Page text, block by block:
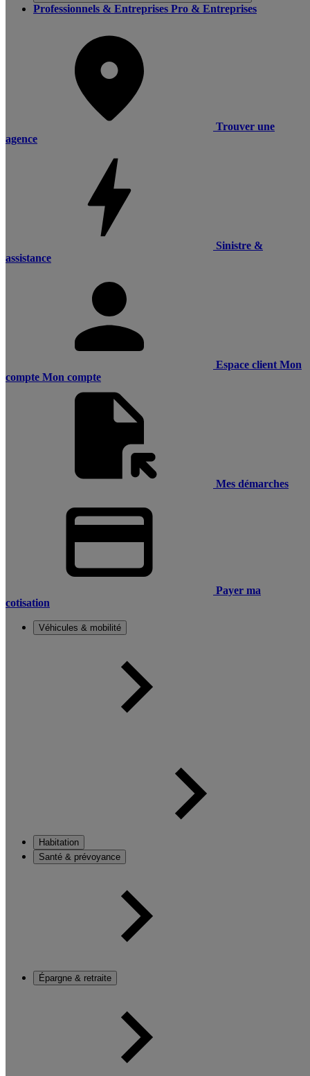
Professionnels & Entreprises Pro & Entreprises
Trouver une
agence
Sinistre &
assistance
Espace client Mon
compte Mon compte
Mes démarches
Payer ma
cotisation
Véhicules & mobilité
Habitation
Santé & prévoyance
Épargne & retraite